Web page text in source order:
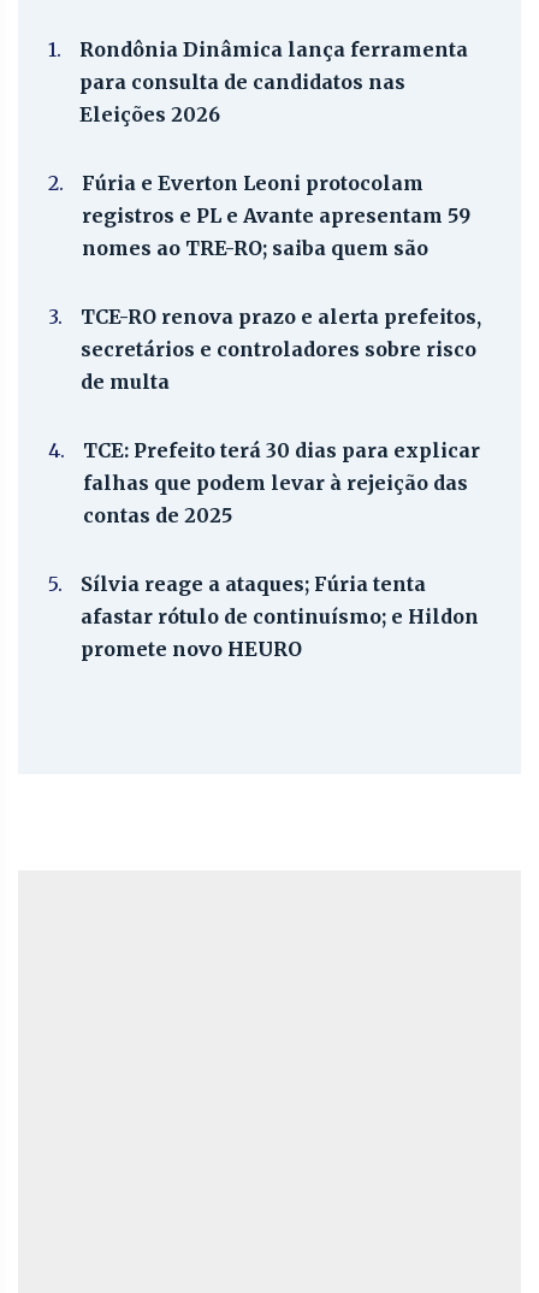
1.
Rondônia Dinâmica lança ferramenta
para consulta de candidatos nas
Eleições 2026
2.
Fúria e Everton Leoni protocolam
registros e PL e Avante apresentam 59
nomes ao TRE-RO; saiba quem são
3.
TCE-RO renova prazo e alerta prefeitos,
secretários e controladores sobre risco
de multa
4.
TCE: Prefeito terá 30 dias para explicar
falhas que podem levar à rejeição das
contas de 2025
5.
Sílvia reage a ataques; Fúria tenta
afastar rótulo de continuísmo; e Hildon
promete novo HEURO